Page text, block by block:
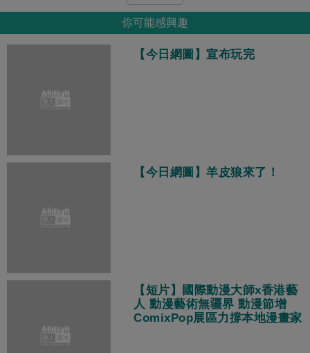
你可能感興趣
【今日網圖】宣布玩完
【今日網圖】羊皮狼來了！
【短片】國際動漫大師x香港藝
人 動漫藝術無疆界 動漫節增
ComixPop展區力撐本地漫畫家